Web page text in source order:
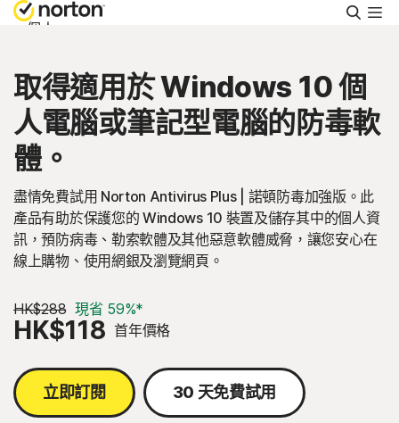
搜
尋
個人
Small Business
支援
免費試用
香港
登入
取得適用於 Windows 10 個
人電腦或筆記型電腦的防毒軟
體。
盡情免費試用 Norton Antivirus Plus | 諾頓防毒加強版。此
產品有助於保護您的 Windows 10 裝置及儲存其中的個人資
訊，預防病毒、勒索軟體及其他惡意軟體威脅，讓您安心在
線上購物、使用網銀及瀏覽網頁。
HK$288 現省 59%*
HK$118 首年價格
立即訂閱 30 天免費試用